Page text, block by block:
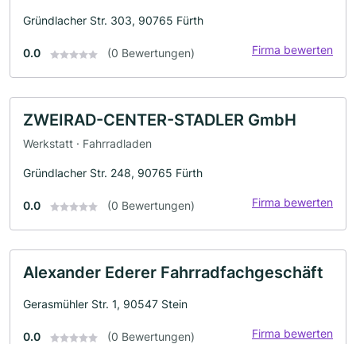
Gründlacher Str. 303, 90765 Fürth
0.0 (0 Bewertungen) Firma bewerten
ZWEIRAD-CENTER-STADLER GmbH
Werkstatt · Fahrradladen
Gründlacher Str. 248, 90765 Fürth
0.0 (0 Bewertungen) Firma bewerten
Alexander Ederer Fahrradfachgeschäft
Gerasmühler Str. 1, 90547 Stein
0.0 (0 Bewertungen) Firma bewerten